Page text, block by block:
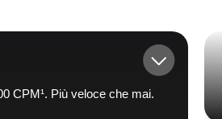
CPM¹. Più veloce che mai.